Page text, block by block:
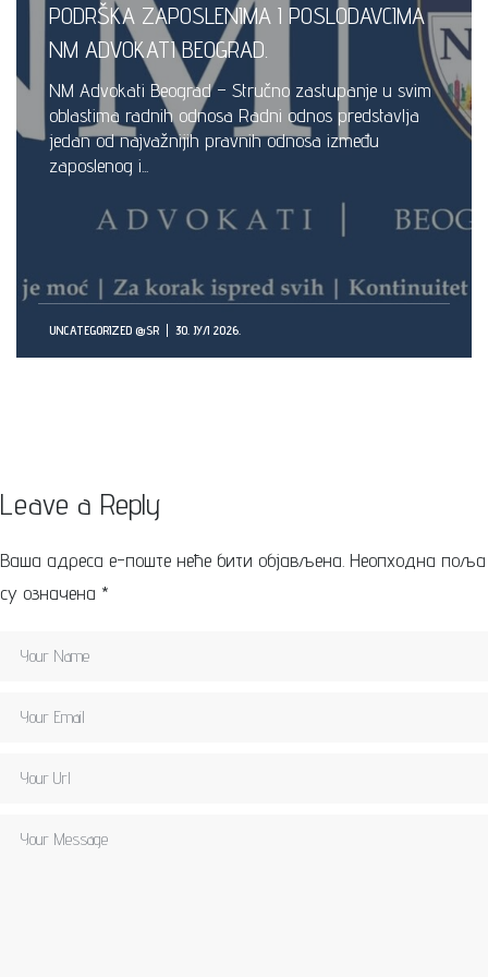
PODRŠKA ZAPOSLENIMA I POSLODAVCIMA
NM ADVOKATI BEOGRAD.
NM Advokati Beograd – Stručno zastupanje u svim
oblastima radnih odnosa Radni odnos predstavlja
jedan od najvažnijih pravnih odnosa između
zaposlenog i...
UNCATEGORIZED @SR 30. ЈУЛ 2026.
Leave a Reply
Ваша адреса е-поште неће бити објављена. Неопходна поља
су означена *